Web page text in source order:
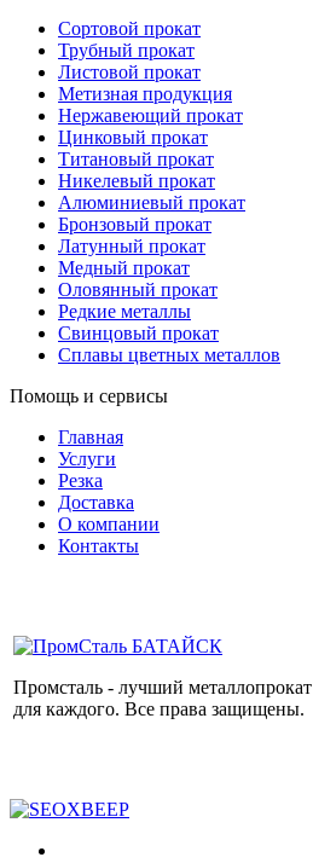
Сортовой прокат
Трубный прокат
Листовой прокат
Метизная продукция
Нержавеющий прокат
Цинковый прокат
Титановый прокат
Никелевый прокат
Алюминиевый прокат
Бронзовый прокат
Латунный прокат
Медный прокат
Оловянный прокат
Редкие металлы
Свинцовый прокат
Сплавы цветных металлов
Помощь и сервисы
Главная
Услуги
Резка
Доставка
О компании
Контакты
Промсталь - лучший металлопрокат
для каждого. Все права защищены.